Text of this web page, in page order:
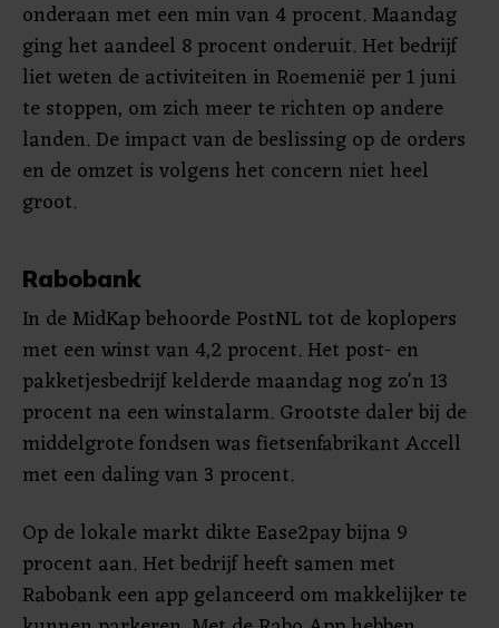
onderaan met een min van 4 procent. Maandag
ging het aandeel 8 procent onderuit. Het bedrijf
liet weten de activiteiten in Roemenië per 1 juni
te stoppen, om zich meer te richten op andere
landen. De impact van de beslissing op de orders
en de omzet is volgens het concern niet heel
groot.
Rabobank
In de MidKap behoorde PostNL tot de koplopers
met een winst van 4,2 procent. Het post- en
pakketjesbedrijf kelderde maandag nog zo'n 13
procent na een winstalarm. Grootste daler bij de
middelgrote fondsen was fietsenfabrikant Accell
met een daling van 3 procent.
Op de lokale markt dikte Ease2pay bijna 9
procent aan. Het bedrijf heeft samen met
Rabobank een app gelanceerd om makkelijker te